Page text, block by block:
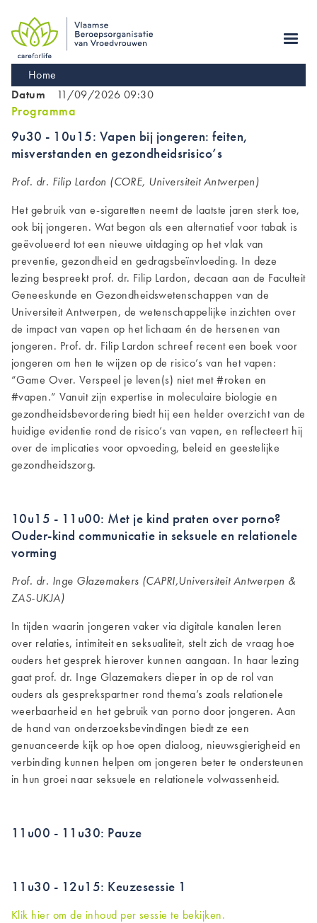
main
navigation
Kruimelpad
Home
Datum
11/09/2026 09:30
Programma
9u30 - 10u15: Vapen bij jongeren: feiten,
misverstanden en gezondheidsrisico’s
Prof. dr. Filip Lardon (CORE, Universiteit Antwerpen)
Het gebruik van e-sigaretten neemt de laatste jaren sterk toe,
ook bij jongeren. Wat begon als een alternatief voor tabak is
geëvolueerd tot een nieuwe uitdaging op het vlak van
preventie, gezondheid en gedragsbeïnvloeding. In deze
lezing bespreekt prof. dr. Filip Lardon, decaan aan de Faculteit
Geneeskunde en Gezondheidswetenschappen van de
Universiteit Antwerpen, de wetenschappelijke inzichten over
de impact van vapen op het lichaam én de hersenen van
jongeren. Prof. dr. Filip Lardon schreef recent een boek voor
jongeren om hen te wijzen op de risico’s van het vapen:
“Game Over. Verspeel je leven(s) niet met #roken en
#vapen.” Vanuit zijn expertise in moleculaire biologie en
gezondheidsbevordering biedt hij een helder overzicht van de
huidige evidentie rond de risico’s van vapen, en reflecteert hij
over de implicaties voor opvoeding, beleid en geestelijke
gezondheidszorg.
10u15 - 11u00: Met je kind praten over porno?
Ouder-kind communicatie in seksuele en relationele
vorming
Prof. dr. Inge Glazemakers (CAPRI,Universiteit Antwerpen &
ZAS-UKJA)
In tijden waarin jongeren vaker via digitale kanalen leren
over relaties, intimiteit en seksualiteit, stelt zich de vraag hoe
ouders het gesprek hierover kunnen aangaan. In haar lezing
gaat prof. dr. Inge Glazemakers dieper in op de rol van
ouders als gesprekspartner rond thema’s zoals relationele
weerbaarheid en het gebruik van porno door jongeren. Aan
de hand van onderzoeksbevindingen biedt ze een
genuanceerde kijk op hoe open dialoog, nieuwsgierigheid en
verbinding kunnen helpen om jongeren beter te ondersteunen
in hun groei naar seksuele en relationele volwassenheid.
11u00 - 11u30: Pauze
11u30 - 12u15: Keuzesessie 1
Klik hier om de inhoud per sessie te bekijken.